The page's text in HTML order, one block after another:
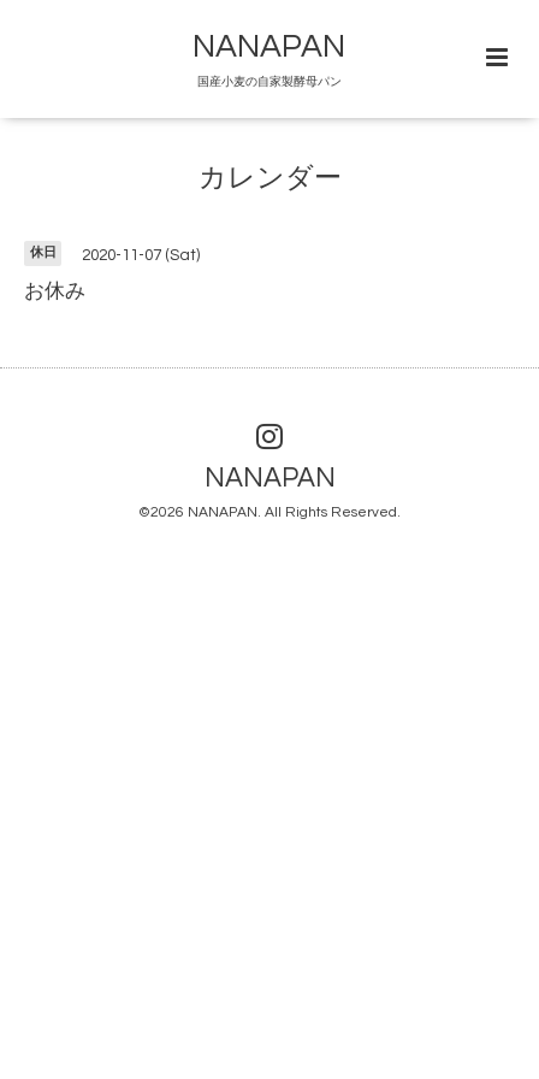
NANAPAN
国産小麦の自家製酵母パン
カレンダー
休日 2020-11-07 (Sat)
お休み
NANAPAN
©2026 NANAPAN. All Rights Reserved.